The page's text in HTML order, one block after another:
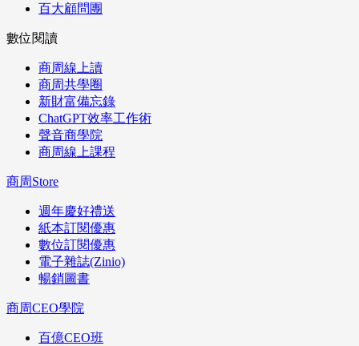
百大顧問團
數位閱讀
商周線上讀
商周共學圈
新財富備忘錄
ChatGPT效率工作術
聲音商學院
商周線上課程
商周Store
週年慶好禮送
紙本訂閱優惠
數位訂閱優惠
電子雜誌(Zinio)
暢銷圖書
商周CEO學院
百億CEO班